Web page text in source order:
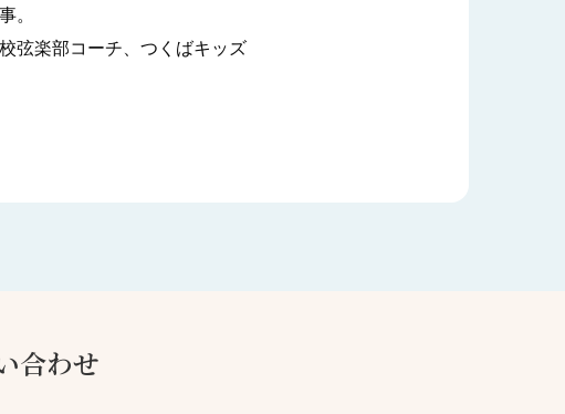
。
弦楽部コーチ、つくばキッズ
合わせ